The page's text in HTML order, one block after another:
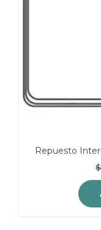
Repuesto
$